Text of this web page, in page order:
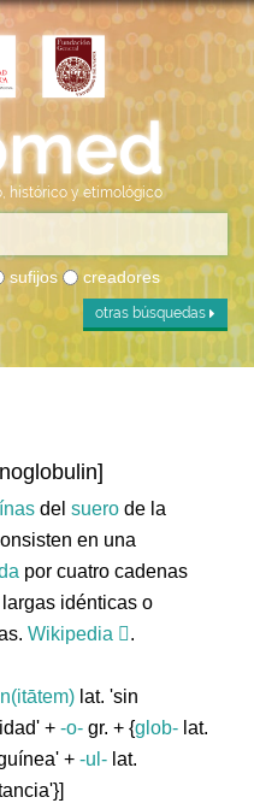
histórico y etimológico
sufijos creadores
otras búsquedas
delsuero de la
en una
por cuatro cadenas
idénticas o
Wikipedia .
lat. 'sin
+-o- gr. + {glob- lat.
+-ul- lat.